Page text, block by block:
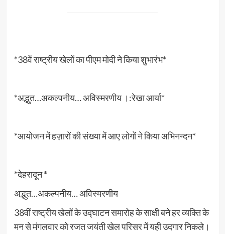
*38वें राष्ट्रीय खेलों का पीएम मोदी ने किया शुभारंभ*
*अद्भुत…अकल्पनीय… अविस्मरणीय ।:रेखा आर्या*
*आयोजन में हज़ारों की संख्या में आए लोगों ने किया अभिनन्दन*
*देहरादून *
अद्भुत…अकल्पनीय… अविस्मरणीय
38वीं राष्ट्रीय खेलों के उद्घाटन समारोह के साक्षी बने हर व्यक्ति के
मन से मंगलवार को रजत जयंती खेल परिसर में यही उदगार निकले।